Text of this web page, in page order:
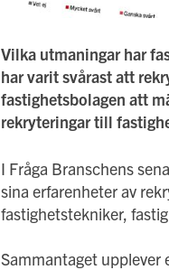
Vilka utmaningar har
har varit svårast att
fastighetsbolagen att
rekryteringar till
I Fråga Branschens
sina erfarenheter av
fastighetstekniker,
Sammantaget upplever